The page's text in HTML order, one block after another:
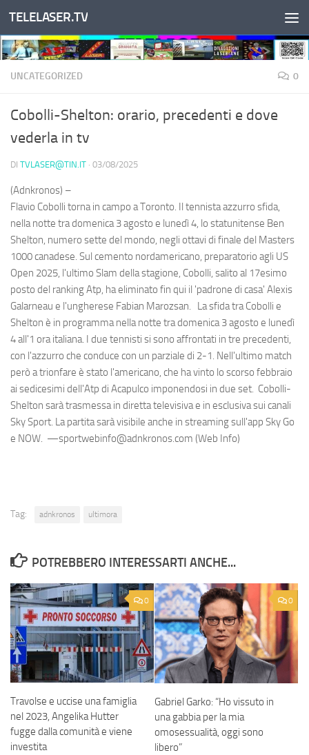
Salta al contenuto
TELELASER.TV
UNCATEGORIZED 0
Cobolli-Shelton: orario, precedenti e dove
vederla in tv
DI TVLASER@TIN.IT · 03/08/2025
(Adnkronos) –
Flavio Cobolli torna in campo a Toronto. Il tennista azzurro sfida,
nella notte tra domenica 3 agosto e lunedì 4, lo statunitense Ben
Shelton, numero sette del mondo, negli ottavi di finale del Masters
1000 canadese. Sul cemento nordamericano, preparatorio agli US
Open 2025, l'ultimo Slam della stagione, Cobolli, salito al 17esimo
posto del ranking Atp, ha eliminato fin qui il 'padrone di casa' Alexis
Galarneau e l'ungherese Fabian Marozsan. La sfida tra Cobolli e
Shelton è in programma nella notte tra domenica 3 agosto e lunedì
4 all'1 ora italiana. I due tennisti si sono affrontati in tre precedenti,
con l'azzurro che conduce con un parziale di 2-1. Nell'ultimo match
però a trionfare è stato l'americano, che ha vinto lo scorso febbraio
ai sedicesimi dell'Atp di Acapulco imponendosi in due set. Cobolli-
Shelton sarà trasmessa in diretta televisiva e in esclusiva sui canali
Sky Sport. La partita sarà visibile anche in streaming sull'app Sky Go
e NOW. —sportwebinfo@adnkronos.com (Web Info)
Tag: adnkronos ultimora
POTREBBERO INTERESSARTI ANCHE...
0
Travolse e uccise una famiglia
nel 2023, Angelika Hutter
fugge dalla comunità e viene
investita
0
Gabriel Garko: “Ho vissuto in
una gabbia per la mia
omosessualità, oggi sono
libero”